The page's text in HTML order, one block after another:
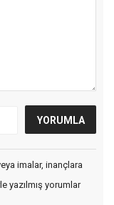
imalar, inançlara
yazılmış yorumlar